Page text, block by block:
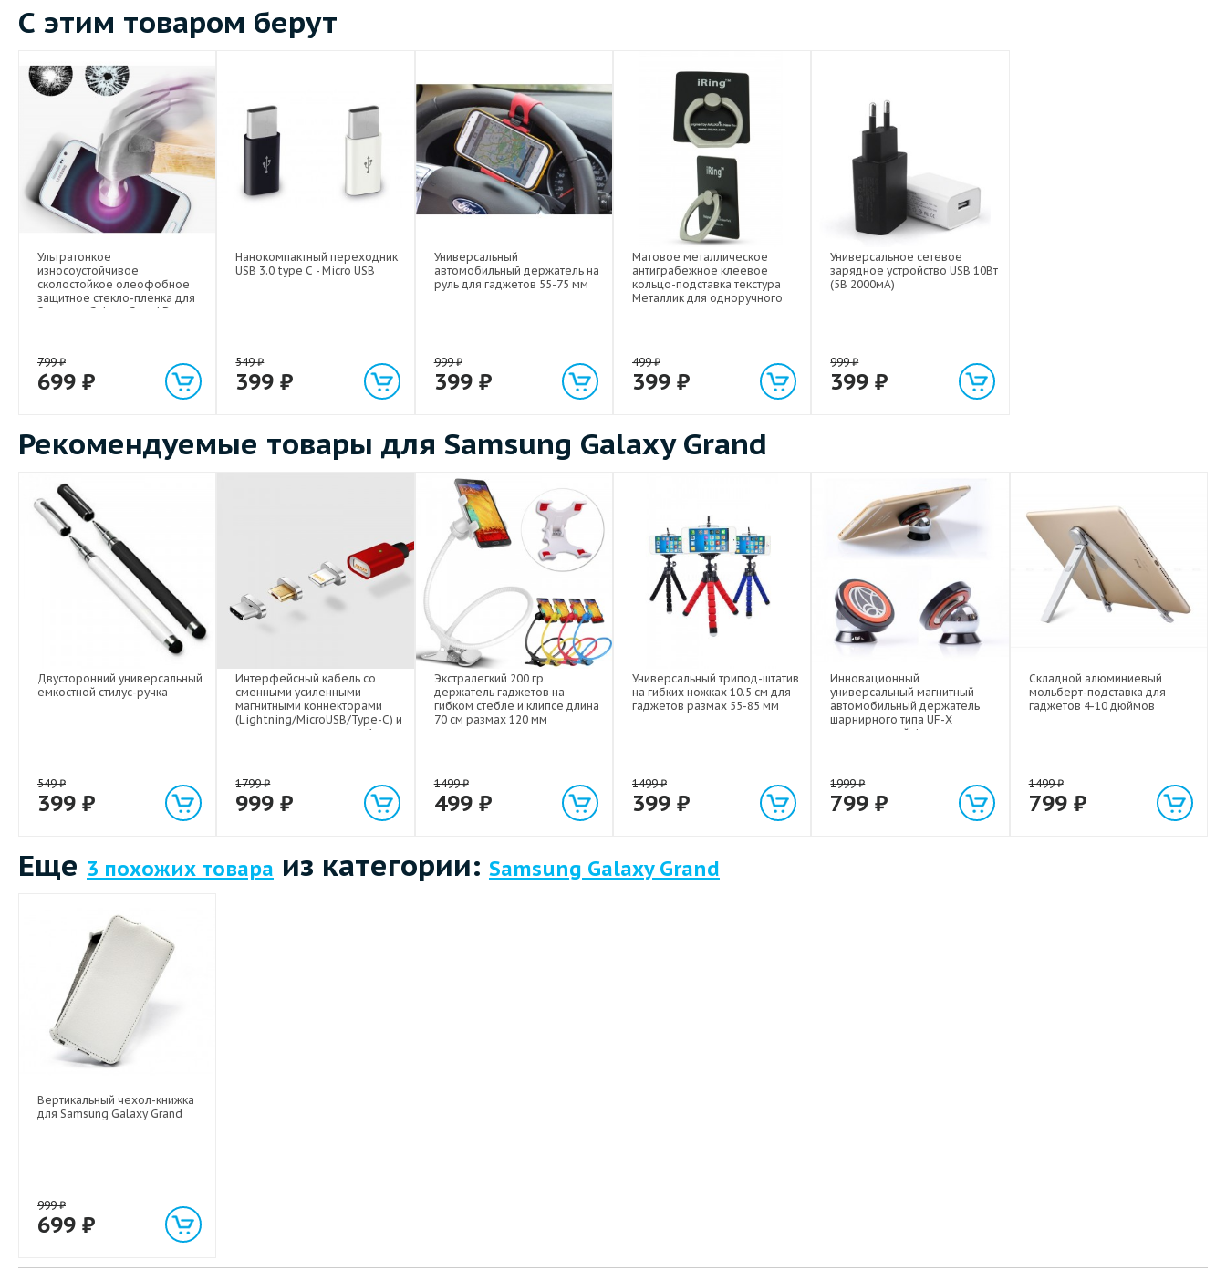
С этим товаром берут
Ультратонкое
износоустойчивое
сколостойкое олеофобное
защитное стекло-пленка для
Samsung Galaxy Grand Duos
799₽
699 ₽
Нанокомпактный переходник
USB 3.0 type C - Micro USB
549₽
399₽
Универсальный
автомобильный держатель на
руль для гаджетов 55-75 мм
999₽
399 ₽
Матовое металлическое
антиграбежное клеевое
кольцо-подставка текстура
Металлик для одноручного
499₽
399 ₽
Универсальное сетевое
зарядное устройство USB 10Вт
(5В 2000мА)
999₽
399₽
Рекомендуемые товары для Samsung Galaxy Grand
Двусторонний универсальный
емкостной стилус-ручка
549₽
399 ₽
Интерфейсный кабель со
сменными усиленными
магнитными коннекторами
(Lightning/MicroUSB/Type-C) и
световым индикатором 1м
1799₽
999₽
Экстралегкий 200 гр
держатель гаджетов на
гибком стебле и клипсе длина
70 см размах 120 мм
1499₽
499 ₽
Универсальный трипод-штатив
на гибких ножках 10.5 см для
гаджетов размах 55-85 мм
1499₽
399 ₽
Инновационный
универсальный магнитный
автомобильный держатель
шарнирного типа UF-X
экстрасильной фиксации для
1999₽
799₽
Складной алюминиевый
мольберт-подставка для
гаджетов 4-10 дюймов
1499₽
799 ₽
Еще 3 похожих товара из категории: Samsung Galaxy Grand
Вертикальный чехол-книжка
для Samsung Galaxy Grand
999₽
699 ₽